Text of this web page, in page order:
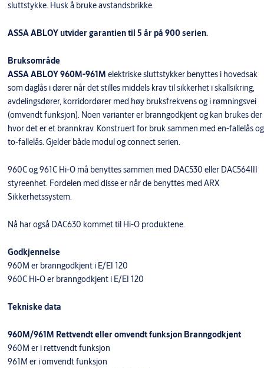
sluttstykke. Husk å bruke avstandsbrikke.
ASSA ABLOY utvider garantien til 5 år på 900 serien.
Bruksområde
ASSA ABLOY 960M-961M elektriske sluttstykker benyttes i hovedsak
som daglås i dører når det stilles middels krav til sikkerhet i skallsikring,
avdelingsdører, korridordører med høy bruksfrekvens og i rømningsvei
(omvendt funksjon). Noen varianter er branngodkjent og kan brukes der
hvor det er et brannkrav. Konstruert for bruk sammen med en-fallelås og
to-fallelås. Gjelder både modul og connect serien.
960C og 961C Hi-O må benyttes sammen med DAC530 eller DAC564III
styreenhet. Fordelen med disse er når de benyttes med ARX
Sikkerhetssystem.
Nå har også DAC630 kommet til Hi-O produktene.
Godkjennelse
960M er branngodkjent i E/EI 120
960C Hi-O er branngodkjent i E/EI 120
Tekniske data
960M/961M Rettvendt eller omvendt funksjon Branngodkjent
960M er i rettvendt funksjon
961M er i omvendt funksjon